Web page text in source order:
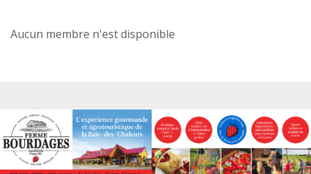
Aucun membre n'est disponible